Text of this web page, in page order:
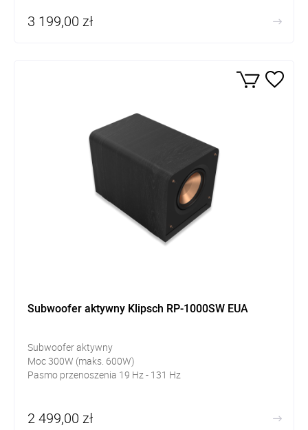
3 199,00 zł
Subwoofer aktywny Klipsch RP-1000SW EUA
Subwoofer aktywny
Moc 300W (maks. 600W)
Pasmo przenoszenia 19 Hz - 131 Hz
2 499,00 zł